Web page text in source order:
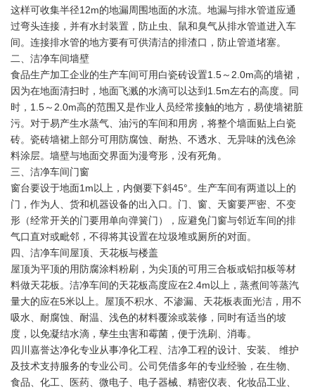
这样可收集半径12m的地漏周围地面的水流。地漏与排水管道应通
过弯头连接，并有水封装置，防止虫、鼠和臭气从排水管道进入车
间。连接排水管的地方要有可供清洁的排渣口，防止管道堵塞。
二、洁净车间墙壁
食品生产加工企业的生产车间可用白瓷砖设置1.5～2.0m高的墙裙，
因为在地面清扫时，地面飞溅的水滴可以达到1.5m左右的高度。同
时，1.5～2.0m高的范围又是作业人员经常接触的地方，易使墙裙脏
污。对于易产生水蒸气、油污的车间和用房，将整个墙面贴上白瓷
砖。瓷砖墙裙上部分可用防腐蚀、耐热、不透水、无异味的浅色涂
料涂层。墙壁与地面交界面为漫弯形，没有死角。
三、洁净车间门窗
窗台要设于地面1m以上，内侧要下斜45°。生产车间有两道以上的
门，作为人、货和机器设备的出入口。门、窗、天窗要严密、不变
形（经常开关的门要用单向弹簧门），应避免门窗与邻近车间的排
气口直对或毗邻，不得将其设置在垃圾堆或厕所的对面。
四、洁净车间屋顶、天花板与楼盖
屋顶为平顶的用防腐涂料粉刷，为尖顶的可用三合板或铝扣板等材
料做天花板。洁净车间的天花板高度应在2.4m以上，蒸煮间等蒸汽
量大的应在5米以上。屋顶不积水、不渗漏、天花板表面光洁，用不
吸水、耐腐蚀、耐温、浅色的材料覆涂或装修，同时有适当的坡
度，以免凝结水滴，孳生虫害和霉菌，便于洗刷、消毒。
四川嘉誉达净化专业从事净化工程、洁净工程的设计、安装、 维护
及技术支持服务的专业公司。公司凭借多年的专业经验，在生物、
食品、化工、医药、微电子、电子器械、精密仪表、化妆品工业、